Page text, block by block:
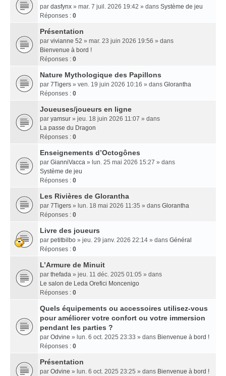
par dasfynx » mar. 7 juil. 2026 19:42 » dans Système de jeu
Réponses : 0
Présentation
par vivianne 52 » mar. 23 juin 2026 19:56 » dans
Bienvenue à bord !
Réponses : 0
Nature Mythologique des Papillons
par 7Tigers » ven. 19 juin 2026 10:16 » dans Glorantha
Réponses : 0
Joueuses/joueurs en ligne
par yamsur » jeu. 18 juin 2026 11:07 » dans
La passe du Dragon
Réponses : 0
Enseignements dʼOctogônes
par GianniVacca » lun. 25 mai 2026 15:27 » dans
Système de jeu
Réponses : 0
Les Rivières de Glorantha
par 7Tigers » lun. 18 mai 2026 11:35 » dans Glorantha
Réponses : 0
Livre des joueurs
par petitbilbo » jeu. 29 janv. 2026 22:14 » dans Général
Réponses : 0
L’Armure de Minuit
par thefada » jeu. 11 déc. 2025 01:05 » dans
Le salon de Leda Orefici Moncenigo
Réponses : 0
Quels équipements ou accessoires utilisez-vous
pour améliorer votre confort ou votre immersion
pendant les parties ?
par Odvine » lun. 6 oct. 2025 23:33 » dans Bienvenue à bord !
Réponses : 0
Présentation
par Odvine » lun. 6 oct. 2025 23:25 » dans Bienvenue à bord !